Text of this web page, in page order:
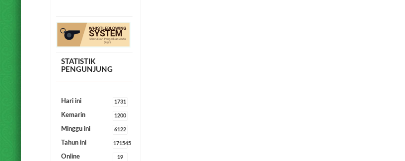
STATISTIK
PENGUNJUNG
Hari ini 1731
Kemarin 1200
Minggu ini 6122
Tahun ini 171545
Online 19